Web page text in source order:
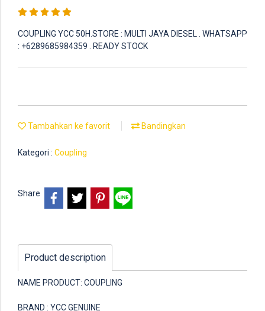
COUPLING YCC 50H.STORE : MULTI JAYA DIESEL . WHATSAPP
: +6289685984359 . READY STOCK
Tambahkan ke favorit Bandingkan
Kategori : Coupling
Share
Product description
NAME PRODUCT: COUPLING
BRAND : YCC GENUINE